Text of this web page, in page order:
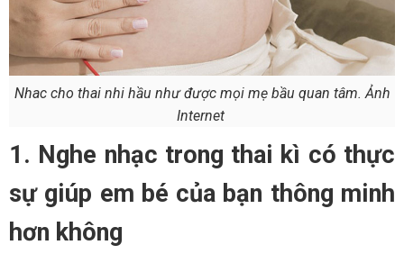
Nhac cho thai nhi hầu như được mọi mẹ bầu quan tâm. Ảnh
Internet
1. Nghe nhạc trong thai kì có thực
sự giúp em bé của bạn thông minh
hơn không